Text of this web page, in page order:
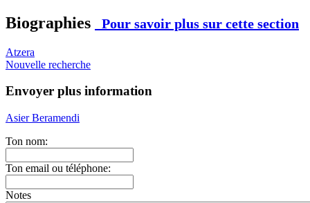
Biographies Pour savoir plus sur cette section
Atzera
Nouvelle recherche
Envoyer plus information
Asier Beramendi
Ton nom:
Ton email ou téléphone:
Notes